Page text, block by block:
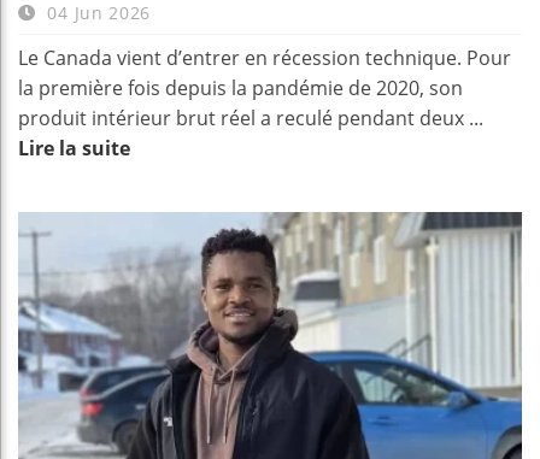
04 Jun 2026
Le Canada vient d’entrer en récession technique. Pour
la première fois depuis la pandémie de 2020, son
produit intérieur brut réel a reculé pendant deux ...
Lire la suite